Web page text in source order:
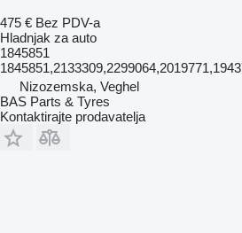
475 € Bez PDV-a
Hladnjak za auto
1845851
Nizozemska, Veghel
BAS Parts & Tyres
Kontaktirajte prodavatelja